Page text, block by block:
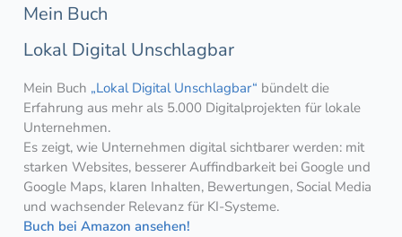
Mein Buch
Lokal Digital Unschlagbar
Mein Buch „Lokal Digital Unschlagbar“ bündelt die
Erfahrung aus mehr als 5.000 Digitalprojekten für lokale
Unternehmen.
Es zeigt, wie Unternehmen digital sichtbarer werden: mit
starken Websites, besserer Auffindbarkeit bei Google und
Google Maps, klaren Inhalten, Bewertungen, Social Media
und wachsender Relevanz für KI-Systeme.
Buch bei Amazon ansehen!